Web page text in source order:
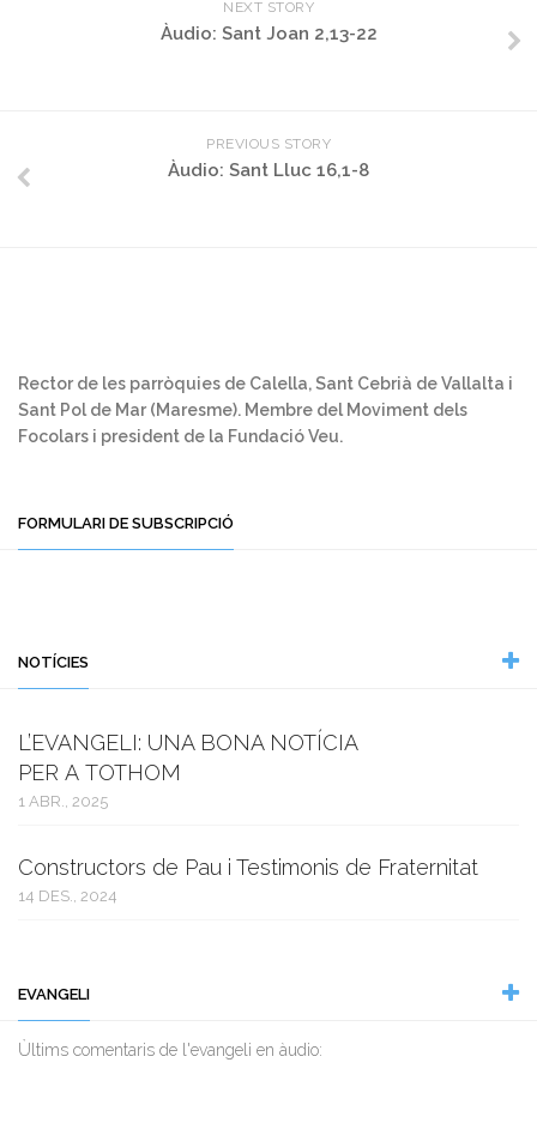
NEXT STORY
Àudio: Sant Joan 2,13-22
PREVIOUS STORY
Àudio: Sant Lluc 16,1-8
Rector de les parròquies de Calella, Sant Cebrià de Vallalta i
Sant Pol de Mar (Maresme). Membre del Moviment dels
Focolars i president de la Fundació Veu.
FORMULARI DE SUBSCRIPCIÓ
NOTÍCIES
L’EVANGELI: UNA BONA NOTÍCIA
PER A TOTHOM
1 ABR., 2025
Constructors de Pau i Testimonis de Fraternitat
14 DES., 2024
EVANGELI
Ùltims comentaris de l'evangeli en àudio: